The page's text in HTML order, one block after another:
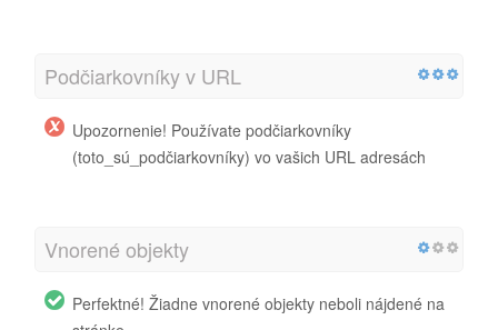
Podčiarkovníky v URL
Upozornenie! Používate podčiarkovníky
(toto_sú_podčiarkovníky) vo vašich URL adresách
Vnorené objekty
Perfektné! Žiadne vnorené objekty neboli nájdené na